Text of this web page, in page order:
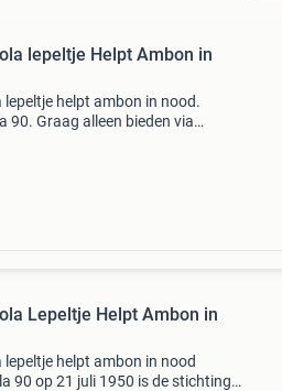
lepeltje Helpt Ambon in
lepeltje helpt ambon in nood.
90. Graag alleen bieden via
Lepeltje Helpt Ambon in
lepeltje helpt ambon in nood
90 op 21 juli 1950 is de stichting